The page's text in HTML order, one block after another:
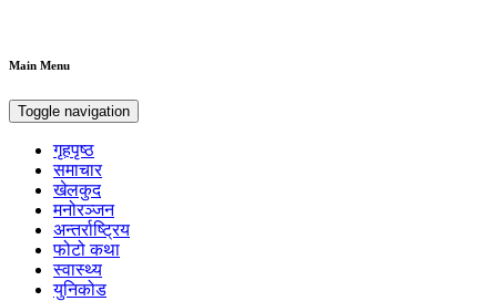
Main Menu
Toggle navigation
गृहपृष्ठ
समाचार
खेलकुद
मनोरञ्जन
अन्तर्राष्ट्रिय
फोटो कथा
स्वास्थ्य
युनिकोड